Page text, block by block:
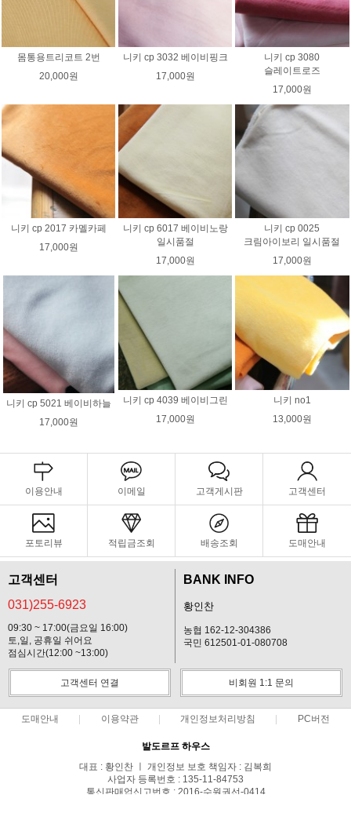
몸통용트리코트 2번
20,000원
니키 cp 3032 베이비핑크
17,000원
니키 cp 3080
슬레이트로즈
17,000원
니키 cp 2017 카멜카페
17,000원
니키 cp 6017 베이비노랑
일시품절
17,000원
니키 cp 0025
크림아이보리 일시품절
17,000원
니키 cp 5021 베이비하늘
17,000원
니키 cp 4039 베이비그린
17,000원
니키 no1
13,000원
이용안내 이메일 고객게시판 고객센터
포토리뷰 적립금조회 배송조회 도매안내
고객센터
031)255-6923
09:30 ~ 17:00(금요일 16:00)
토,일, 공휴일 쉬어요
점심시간(12:00 ~13:00)
BANK INFO
황인찬
농협 162-12-304386
국민 612501-01-080708
고객센터 연결 비회원 1:1 문의
도매안내 이용약관 개인정보처리방침 PC버전
발도르프 하우스
대표 : 황인찬 ㅣ 개인정보 보호 책임자 : 김복희
사업자 등록번호 : 135-11-84753
통신판매업신고번호 : 2016-수원권선-0414